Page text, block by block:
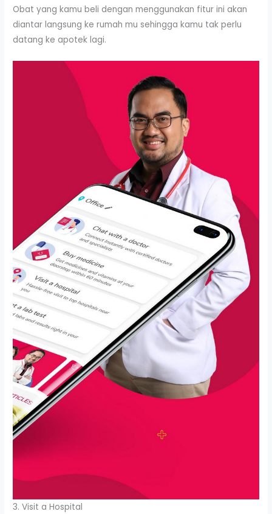
Obat yang kamu beli dengan menggunakan fitur ini akan
diantar langsung ke rumah mu sehingga kamu tak perlu
datang ke apotek lagi.
3. Visit a Hospital